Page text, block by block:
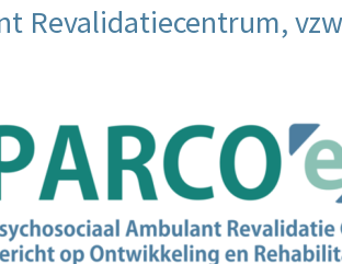
Revalidatiecentrum, vzw